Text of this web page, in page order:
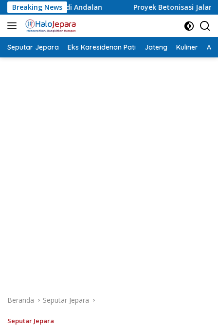
Langsung
ke
konten
Breaking News
Proyek Betonisasi Jalan Rusak Parah di Sekuro
Seputar Jepara Eks Karesidenan Pati Jateng Kuliner
Beranda Seputar Jepara
Seputar Jepara